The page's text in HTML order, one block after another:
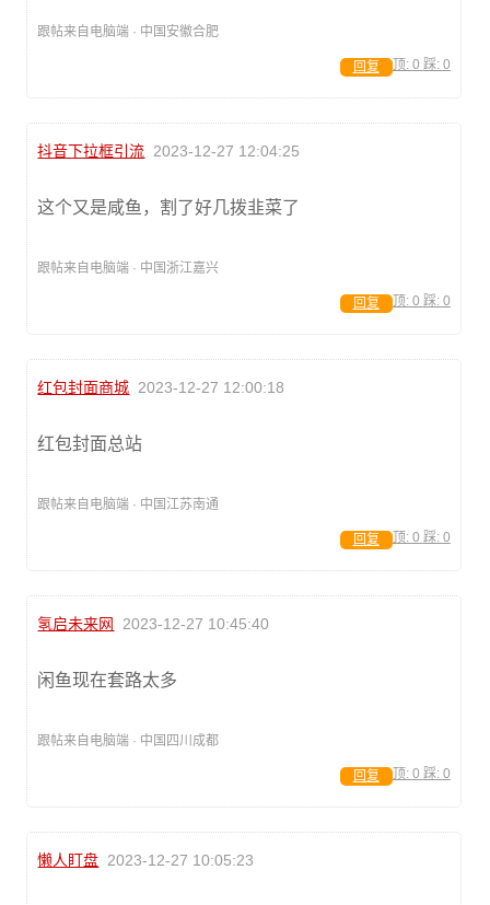
跟帖来自电脑端 · 中国安徽合肥
顶: 0 踩: 0
回复
抖音下拉框引流 2023-12-27 12:04:25
这个又是咸鱼，割了好几拨韭菜了
跟帖来自电脑端 · 中国浙江嘉兴
顶: 0 踩: 0
回复
红包封面商城 2023-12-27 12:00:18
红包封面总站
跟帖来自电脑端 · 中国江苏南通
顶: 0 踩: 0
回复
氢启未来网 2023-12-27 10:45:40
闲鱼现在套路太多
跟帖来自电脑端 · 中国四川成都
顶: 0 踩: 0
回复
懒人盯盘 2023-12-27 10:05:23